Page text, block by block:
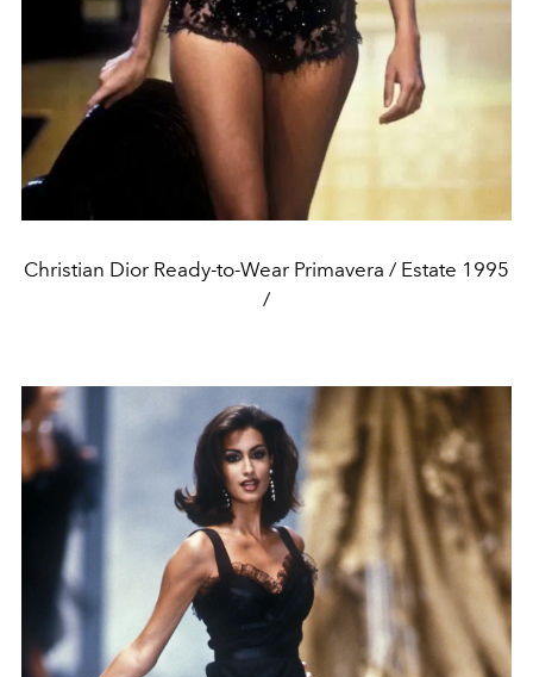
Christian Dior Ready-to-Wear Primavera / Estate 1995
/